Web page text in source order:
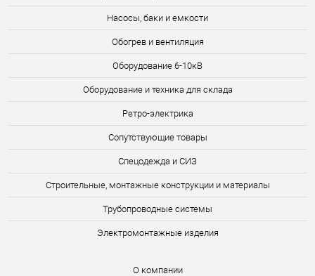
Насосы, баки и емкости
Обогрев и вентиляция
Оборудование 6-10кВ
Оборудование и техника для склада
Ретро-электрика
Сопутствующие товары
Спецодежда и СИЗ
Строительные, монтажные конструкции и материалы
Трубопроводные системы
Электромонтажные изделия
О компании